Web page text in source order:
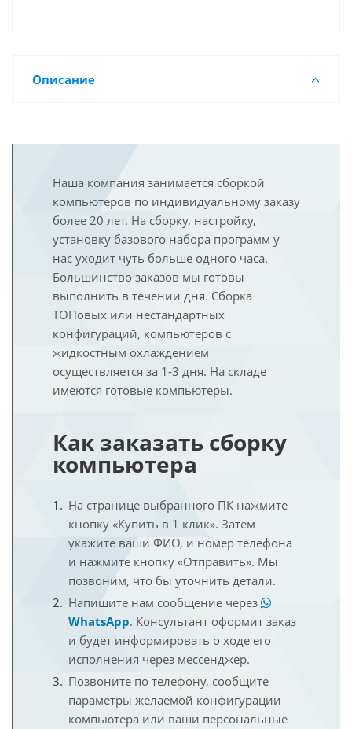
Описание
Наша компания занимается сборкой
компьютеров по индивидуальному заказу
более 20 лет. На сборку, настройку,
установку базового набора программ у
нас уходит чуть больше одного часа.
Большинство заказов мы готовы
выполнить в течении дня. Сборка
ТОПовых или нестандартных
конфигураций, компьютеров с
жидкостным охлаждением
осуществляется за 1-3 дня. На складе
имеются готовые компьютеры.
Как заказать сборку
компьютера
На странице выбранного ПК нажмите
кнопку «Купить в 1 клик». Затем
укажите ваши ФИО, и номер телефона
и нажмите кнопку «Отправить». Мы
позвоним, что бы уточнить детали.
Напишите нам сообщение через
WhatsApp. Консультант оформит заказ
и будет информировать о ходе его
исполнения через мессенджер.
Позвоните по телефону, сообщите
параметры желаемой конфигурации
компьютера или ваши персональные